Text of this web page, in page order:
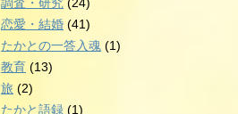
恋愛・結婚 (41)
たかとの一答入魂 (1)
教育 (13)
旅 (2)
たかと語録 (1)